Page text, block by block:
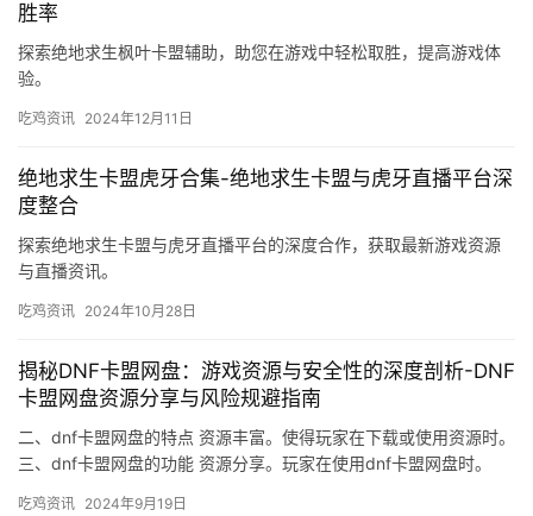
胜率
探索绝地求生枫叶卡盟辅助，助您在游戏中轻松取胜，提高游戏体
验。
吃鸡资讯 2024年12月11日
绝地求生卡盟虎牙合集-绝地求生卡盟与虎牙直播平台深
度整合
探索绝地求生卡盟与虎牙直播平台的深度合作，获取最新游戏资源
与直播资讯。
吃鸡资讯 2024年10月28日
揭秘DNF卡盟网盘：游戏资源与安全性的深度剖析-DNF
卡盟网盘资源分享与风险规避指南
二、dnf卡盟网盘的特点 资源丰富。使得玩家在下载或使用资源时。
三、dnf卡盟网盘的功能 资源分享。玩家在使用dnf卡盟网盘时。
吃鸡资讯 2024年9月19日